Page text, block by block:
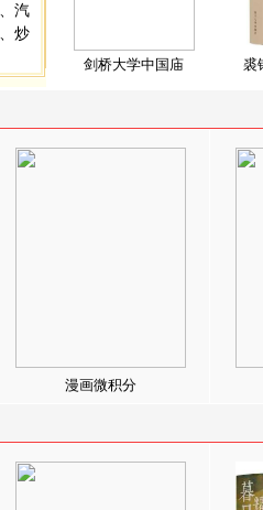
汽
炒
剑桥大学中国庙 裘
漫画微积分